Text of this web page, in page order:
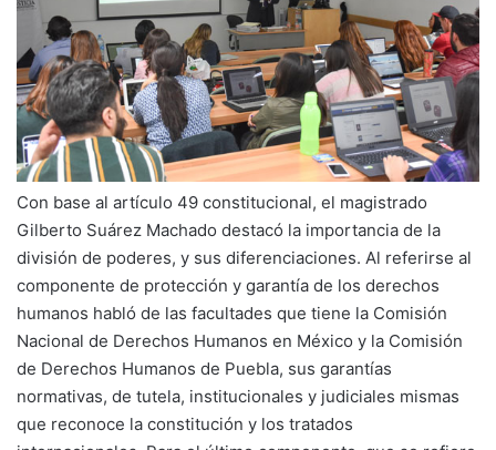
Con base al artículo 49 constitucional, el magistrado
Gilberto Suárez Machado destacó la importancia de la
división de poderes, y sus diferenciaciones. Al referirse al
componente de protección y garantía de los derechos
humanos habló de las facultades que tiene la Comisión
Nacional de Derechos Humanos en México y la Comisión
de Derechos Humanos de Puebla, sus garantías
normativas, de tutela, institucionales y judiciales mismas
que reconoce la constitución y los tratados